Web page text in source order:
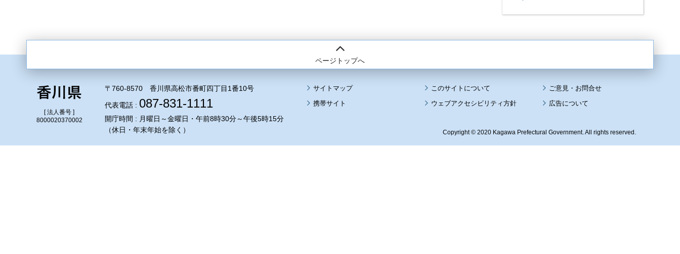
ページトップへ
[ 法人番号 ]
8000020370002
〒760-8570 香川県高松市番町四丁目1番10号
代表電話 : 087-831-1111
開庁時間 : 月曜日～金曜日・午前8時30分～午後5時15分
（休日・年末年始を除く）
サイトマップ
このサイトについて
携帯サイト
ウェブアクセシビリティ方針 広告について
Copyright © 2020 Kagawa Prefectural Government. All rights reserved.